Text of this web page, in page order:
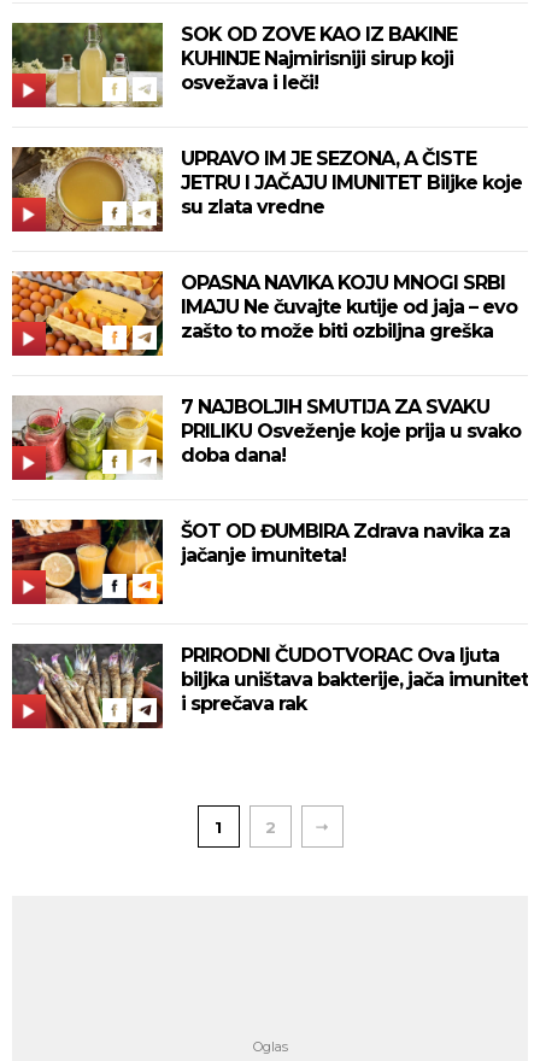
SOK OD ZOVE KAO IZ BAKINE
KUHINJE Najmirisniji sirup koji
osvežava i leči!
UPRAVO IM JE SEZONA, A ČISTE
JETRU I JAČAJU IMUNITET Biljke koje
su zlata vredne
OPASNA NAVIKA KOJU MNOGI SRBI
IMAJU Ne čuvajte kutije od jaja – evo
zašto to može biti ozbiljna greška
7 NAJBOLJIH SMUTIJA ZA SVAKU
PRILIKU Osveženje koje prija u svako
doba dana!
ŠOT OD ĐUMBIRA Zdrava navika za
jačanje imuniteta!
PRIRODNI ČUDOTVORAC Ova ljuta
biljka uništava bakterije, jača imunitet
i sprečava rak
1 2